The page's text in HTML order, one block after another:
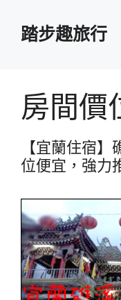
踏步趣旅行
房間價
【宜蘭住宿
位便宜，強力